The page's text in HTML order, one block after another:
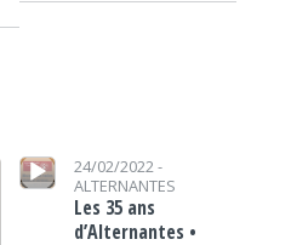
Lecteur audio
24/02/2022 -
ALTERNANTES
Les 35 ans
d’Alternantes •